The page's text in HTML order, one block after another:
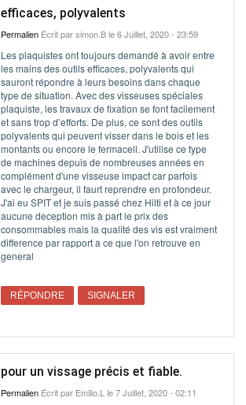
efficaces, polyvalents
Permalien Écrit parsimon.Ble 6 Juillet, 2020 - 23:59
Les plaquistes ont toujours demandé à avoir entre
les mains des outils efficaces, polyvalents qui
sauront répondre à leurs besoins dans chaque
type de situation. Avec des visseuses spéciales
plaquiste, les travaux de fixation se font facilement
et sans trop d’efforts. De plus, ce sont des outils
polyvalents qui peuvent visser dans le bois et les
montants ou encore le fermacell. J'utilise ce type
de machines depuis de nombreuses années en
complément d'une visseuse impact car parfois
avec le chargeur, il faurt reprendre en profondeur.
J'ai eu SPIT et je suis passé chez Hilti et à ce jour
aucune deception mis à part le prix des
consommables mais la qualité des vis est vraiment
difference par rapport a ce que l'on retrouve en
general
RÉPONDRE SIGNALER
pour un vissage précis et fiable.
Permalien Écrit par Emilio.L le 7 Juillet, 2020 - 02:11